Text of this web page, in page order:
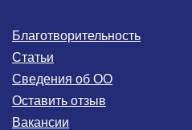
Сведения об ОО
Вакансии
Оставить отзыв
Благотворительность
Статьи